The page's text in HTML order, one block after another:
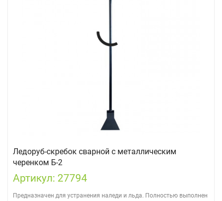
Ледоруб-скребок сварной с металлическим
черенком Б-2
Артикул: 27794
Предназначен для устранения наледи и льда. Полностью выполнен